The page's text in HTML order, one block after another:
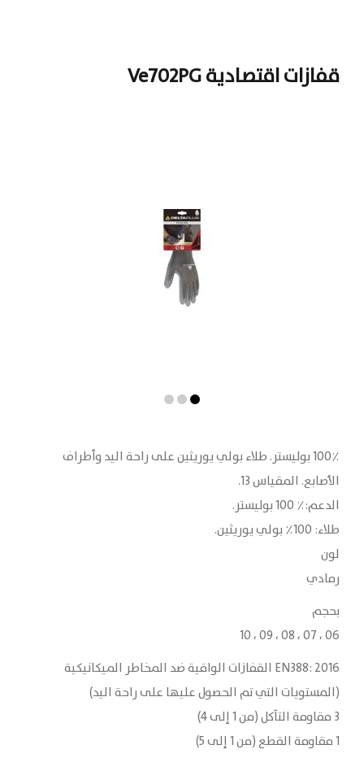
قفازات اقتصادية Ve702PG
100٪ بوليستر. طلاء بولي يوريثين على راحة اليد وأطراف
الأصابع. المقياس 13.
الدعم:٪ 100 بوليستر.
طلاء: 100٪ بولي يوريثين.
لون
رمادي
بحجم
06 ، 07 ، 08 ، 09 ، 10
EN388: 2016 القفازات الواقية ضد المخاطر الميكانيكية
(المستويات التي تم الحصول عليها على راحة اليد)
3 مقاومة التآكل (من 1 إلى 4)
1 مقاومة القطع (من 1 إلى 5)